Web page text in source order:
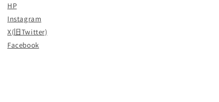
HP
Instagram
X(旧Twitter)
Facebook